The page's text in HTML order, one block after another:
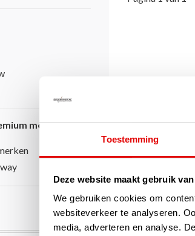
Toestemming
Deze website maakt gebruik
We gebruiken cookies om
websiteverkeer te analyseren.
media, adverteren en analyse.
merken